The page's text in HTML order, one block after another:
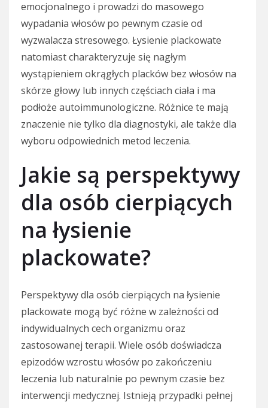
emocjonalnego i prowadzi do masowego
wypadania włosów po pewnym czasie od
wyzwalacza stresowego. Łysienie plackowate
natomiast charakteryzuje się nagłym
wystąpieniem okrągłych placków bez włosów na
skórze głowy lub innych częściach ciała i ma
podłoże autoimmunologiczne. Różnice te mają
znaczenie nie tylko dla diagnostyki, ale także dla
wyboru odpowiednich metod leczenia.
Jakie są perspektywy
dla osób cierpiących
na łysienie
plackowate?
Perspektywy dla osób cierpiących na łysienie
plackowate mogą być różne w zależności od
indywidualnych cech organizmu oraz
zastosowanej terapii. Wiele osób doświadcza
epizodów wzrostu włosów po zakończeniu
leczenia lub naturalnie po pewnym czasie bez
interwencji medycznej. Istnieją przypadki pełnej